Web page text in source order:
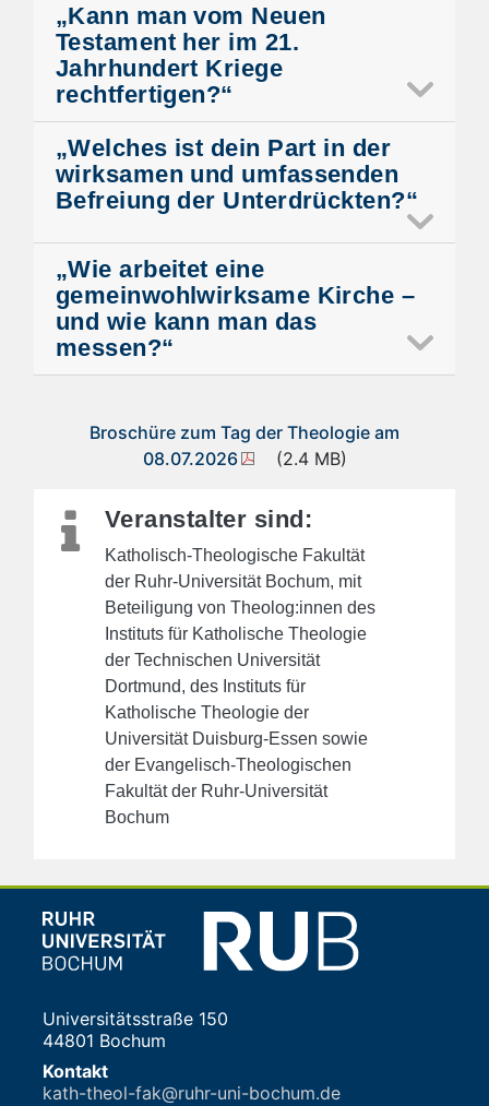
„Kann man vom Neuen
Testament her im 21.
Jahrhundert Kriege
rechtfertigen?“
„Welches ist dein Part in der
wirksamen und umfassenden
Befreiung der Unterdrückten?“
„Wie arbeitet eine
gemeinwohlwirksame Kirche –
und wie kann man das
messen?“
Broschüre zum Tag der Theologie am
08.07.2026
(2.4 MB)
Veranstalter sind:
Katholisch-Theologische Fakultät
der Ruhr-Universität Bochum, mit
Beteiligung von Theolog:innen des
Instituts für Katholische Theologie
der Technischen Universität
Dortmund, des Instituts für
Katholische Theologie der
Universität Duisburg-Essen sowie
der Evangelisch-Theologischen
Fakultät der Ruhr-Universität
Bochum
Universitätsstraße 150
44801 Bochum
Kontakt
kath-theol-fak@ruhr-uni-bochum.de